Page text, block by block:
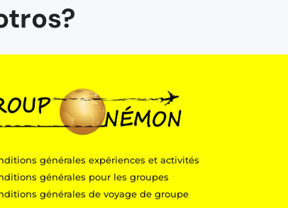
générales expériences et activités
générales pour les groupes
générales de voyage de groupe